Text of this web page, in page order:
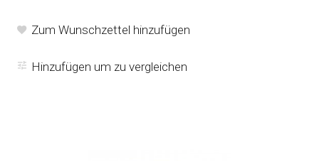
Zum Wunschzettel hinzufügen
Hinzufügen um zu vergleichen